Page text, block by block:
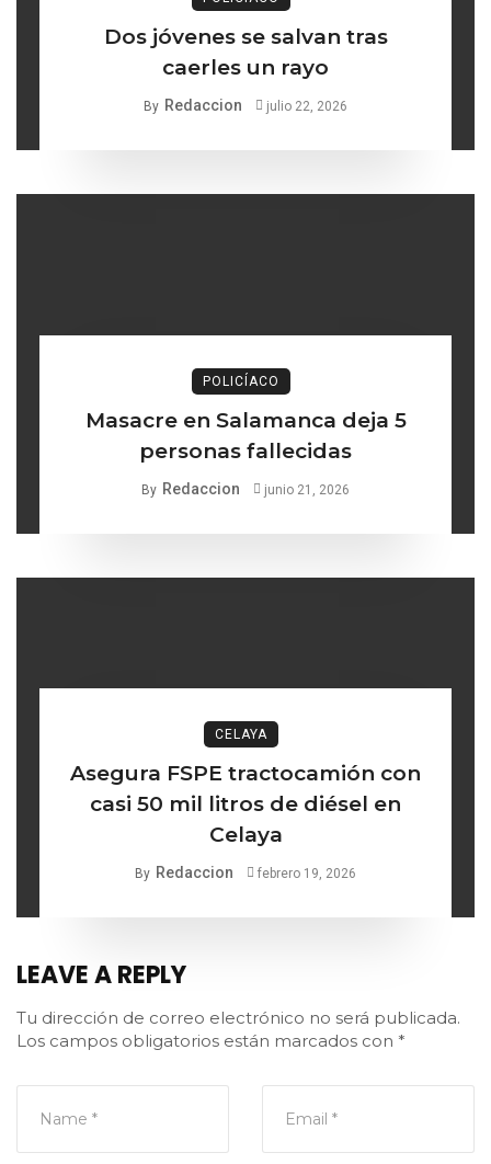
Dos jóvenes se salvan tras
caerles un rayo
By Redaccion julio 22, 2026
POLICÍACO
Masacre en Salamanca deja 5
personas fallecidas
By Redaccion junio 21, 2026
CELAYA
Asegura FSPE tractocamión con
casi 50 mil litros de diésel en
Celaya
By Redaccion febrero 19, 2026
LEAVE A REPLY
Tu dirección de correo electrónico no será publicada.
Los campos obligatorios están marcados con *